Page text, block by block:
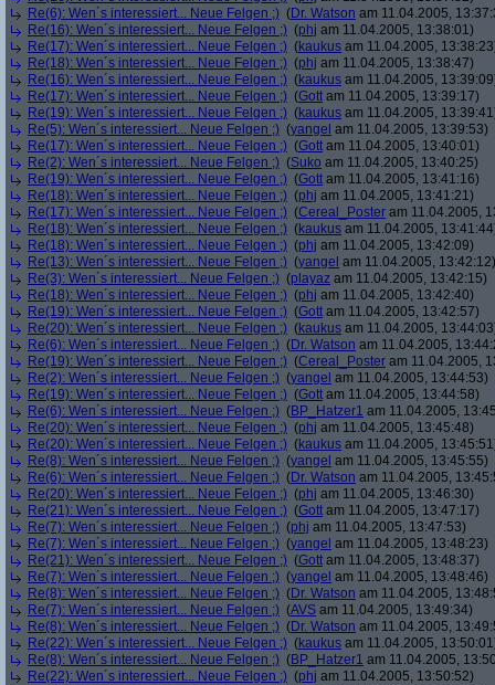
Re(6): Wen´s interessiert... Neue Felgen ;) (Dr. Watson am 11.04.2005,
Re(16): Wen´s interessiert... Neue Felgen ;) (phj am 11.04.2005, 13:38:01)
Re(17): Wen´s interessiert... Neue Felgen ;) (kaukus am 11.04.2005,
Re(18): Wen´s interessiert... Neue Felgen ;) (phj am 11.04.2005, 13:38:47)
Re(16): Wen´s interessiert... Neue Felgen ;) (kaukus am 11.04.2005,
Re(17): Wen´s interessiert... Neue Felgen ;) (Gott am 11.04.2005, 13:39:17)
Re(19): Wen´s interessiert... Neue Felgen ;) (kaukus am 11.04.2005,
Re(5): Wen´s interessiert... Neue Felgen ;) (yangel am 11.04.2005, 13:39:53)
Re(17): Wen´s interessiert... Neue Felgen ;) (Gott am 11.04.2005, 13:40:01)
Re(2): Wen´s interessiert... Neue Felgen ;) (Suko am 11.04.2005, 13:40:25)
Re(19): Wen´s interessiert... Neue Felgen ;) (Gott am 11.04.2005, 13:41:16)
Re(18): Wen´s interessiert... Neue Felgen ;) (phj am 11.04.2005, 13:41:21)
Re(17): Wen´s interessiert... Neue Felgen ;) (Cereal_Poster am 11.04.2005,
Re(18): Wen´s interessiert... Neue Felgen ;) (kaukus am 11.04.2005,
Re(18): Wen´s interessiert... Neue Felgen ;) (phj am 11.04.2005, 13:42:09)
Re(13): Wen´s interessiert... Neue Felgen ;) (yangel am 11.04.2005, 13:42:12)
Re(3): Wen´s interessiert... Neue Felgen ;) (playaz am 11.04.2005, 13:42:15)
Re(18): Wen´s interessiert... Neue Felgen ;) (phj am 11.04.2005, 13:42:40)
Re(19): Wen´s interessiert... Neue Felgen ;) (Gott am 11.04.2005, 13:42:57)
Re(20): Wen´s interessiert... Neue Felgen ;) (kaukus am 11.04.2005,
Re(6): Wen´s interessiert... Neue Felgen ;) (Dr. Watson am 11.04.2005,
Re(19): Wen´s interessiert... Neue Felgen ;) (Cereal_Poster am 11.04.2005,
Re(2): Wen´s interessiert... Neue Felgen ;) (yangel am 11.04.2005, 13:44:53)
Re(19): Wen´s interessiert... Neue Felgen ;) (Gott am 11.04.2005, 13:44:58)
Re(6): Wen´s interessiert... Neue Felgen ;) (BP_Hatzer1 am 11.04.2005,
Re(20): Wen´s interessiert... Neue Felgen ;) (phj am 11.04.2005, 13:45:48)
Re(20): Wen´s interessiert... Neue Felgen ;) (kaukus am 11.04.2005,
Re(8): Wen´s interessiert... Neue Felgen ;) (yangel am 11.04.2005, 13:45:55)
Re(6): Wen´s interessiert... Neue Felgen ;) (Dr. Watson am 11.04.2005,
Re(20): Wen´s interessiert... Neue Felgen ;) (phj am 11.04.2005, 13:46:30)
Re(21): Wen´s interessiert... Neue Felgen ;) (Gott am 11.04.2005, 13:47:17)
Re(7): Wen´s interessiert... Neue Felgen ;) (phj am 11.04.2005, 13:47:53)
Re(7): Wen´s interessiert... Neue Felgen ;) (yangel am 11.04.2005, 13:48:23)
Re(21): Wen´s interessiert... Neue Felgen ;) (Gott am 11.04.2005, 13:48:37)
Re(7): Wen´s interessiert... Neue Felgen ;) (yangel am 11.04.2005, 13:48:46)
Re(8): Wen´s interessiert... Neue Felgen ;) (Dr. Watson am 11.04.2005,
Re(7): Wen´s interessiert... Neue Felgen ;) (AVS am 11.04.2005, 13:49:34)
Re(8): Wen´s interessiert... Neue Felgen ;) (Dr. Watson am 11.04.2005,
Re(22): Wen´s interessiert... Neue Felgen ;) (kaukus am 11.04.2005,
Re(8): Wen´s interessiert... Neue Felgen ;) (BP_Hatzer1 am 11.04.2005,
Re(22): Wen´s interessiert... Neue Felgen ;) (phj am 11.04.2005, 13:50:52)